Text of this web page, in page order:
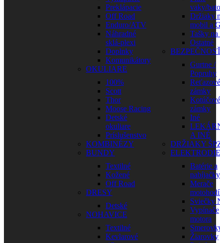
Preklápacie
Off Road
Enduro/ATV
Náhradné
sklá-plexi
Doplnky
Komunikátory
OKULIARE
100%
Scott
Thor
Moose Racing
Detské
okuliare
Príslušenstvo
KOMBINÉZY
BUNDY
Textilné
Kožené
Off Road
DRESY
Detské
NOHAVICE
Textilné
Kevlarové
vaky/
Držiaky
mobil a
Tašky na
Ostatné
Gurtne /
Popruhy
Reťazové
zámky
Kotúčové
zámky
Iné
A INÉ
DRŽIAKY
Batérie a
nabíjačky
Merače
Sviečky
Vypínače
motora
Žiarovky